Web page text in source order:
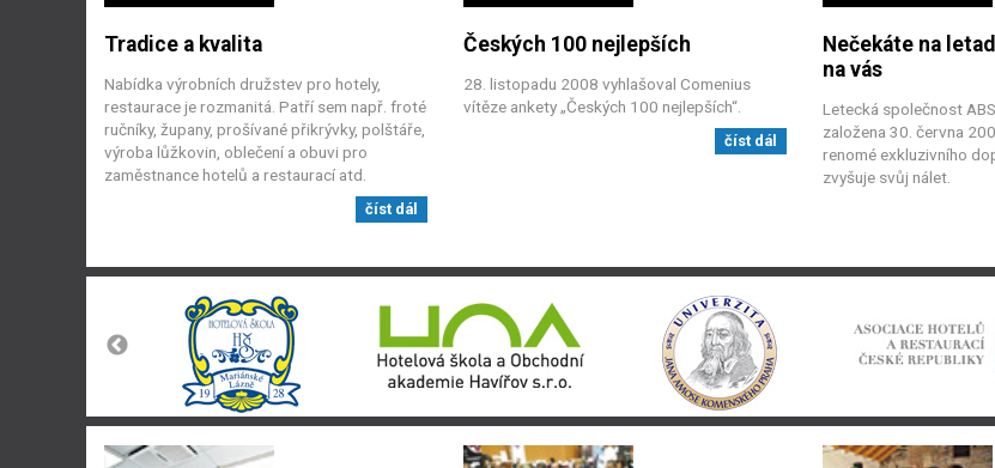
Tradice a kvalita
Nabídka výrobních družstev pro hotely,
restaurace je rozmanitá. Patří sem např. froté
ručníky, župany, prošívané přikrývky, polštáře,
výroba lůžkovin, oblečení a obuvi pro
zaměstnance hotelů a restaurací atd.
číst dál
Českých 100 nejlepších
28. listopadu 2008 vyhlašoval Comenius
vítěze ankety „Českých 100 nejlepších“.
číst dál
Nečekáte na
na vás
Letecká společnost
založena 30. června
renomé exkluzivního
zvyšuje svůj nálet.